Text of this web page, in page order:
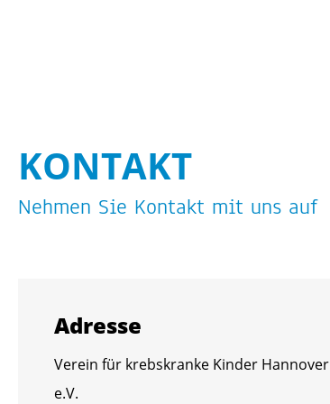
KON­TAKT
Neh­men Sie Kon­takt mit uns auf
Adres­se
Ver­ein für krebs­kran­ke Kin­der Han­no­ver
e.V.